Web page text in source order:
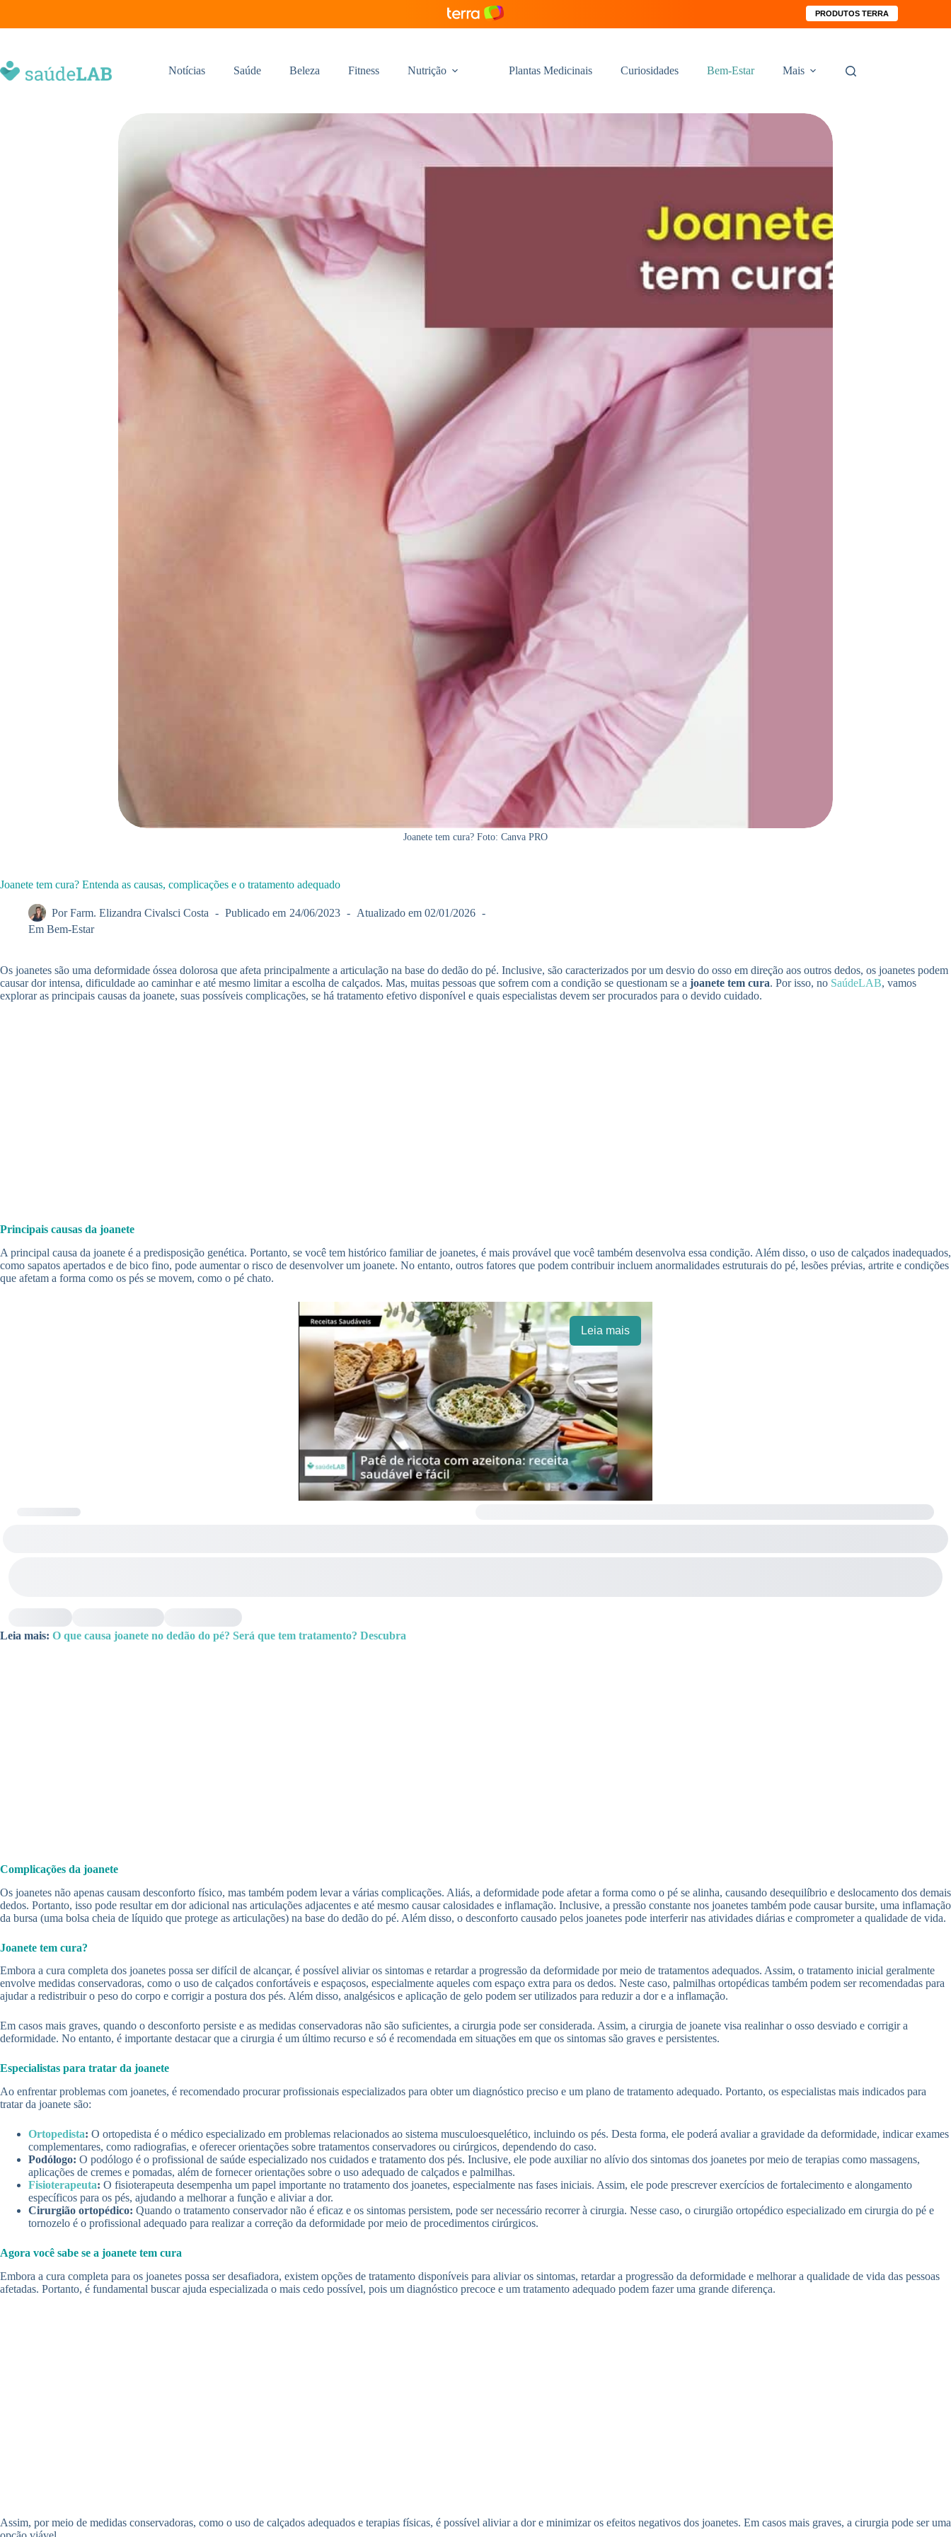
PRODUTOS TERRA
Notícias Saúde Beleza Fitness Nutrição Plantas Medicinais Curiosidades Bem-Estar Mais
Joanete tem cura? Foto: Canva PRO
Joanete tem cura? Entenda as causas, complicações e o tratamento adequado
Por Farm. Elizandra Civalsci Costa Publicado em 24/06/2023 Atualizado em 02/01/2026
Em Bem-Estar
Os joanetes são uma deformidade óssea dolorosa que afeta principalmente a articulação na base do dedão do pé. Inclusive, são caracterizados por um desvio do osso em direção aos outros dedos, os joanetes podem
causar dor intensa, dificuldade ao caminhar e até mesmo limitar a escolha de calçados. Mas, muitas pessoas que sofrem com a condição se questionam se a joanete tem cura. Por isso, no SaúdeLAB, vamos
explorar as principais causas da joanete, suas possíveis complicações, se há tratamento efetivo disponível e quais especialistas devem ser procurados para o devido cuidado.
Principais causas da joanete
A principal causa da joanete é a predisposição genética. Portanto, se você tem histórico familiar de joanetes, é mais provável que você também desenvolva essa condição. Além disso, o uso de calçados inadequados,
como sapatos apertados e de bico fino, pode aumentar o risco de desenvolver um joanete. No entanto, outros fatores que podem contribuir incluem anormalidades estruturais do pé, lesões prévias, artrite e condições
que afetam a forma como os pés se movem, como o pé chato.
Leia mais
Leia mais: O que causa joanete no dedão do pé? Será que tem tratamento? Descubra
Complicações da joanete
Os joanetes não apenas causam desconforto físico, mas também podem levar a várias complicações. Aliás, a deformidade pode afetar a forma como o pé se alinha, causando desequilíbrio e deslocamento dos demais
dedos. Portanto, isso pode resultar em dor adicional nas articulações adjacentes e até mesmo causar calosidades e inflamação. Inclusive, a pressão constante nos joanetes também pode causar bursite, uma inflamação
da bursa (uma bolsa cheia de líquido que protege as articulações) na base do dedão do pé. Além disso, o desconforto causado pelos joanetes pode interferir nas atividades diárias e comprometer a qualidade de vida.
Joanete tem cura?
Embora a cura completa dos joanetes possa ser difícil de alcançar, é possível aliviar os sintomas e retardar a progressão da deformidade por meio de tratamentos adequados. Assim, o tratamento inicial geralmente
envolve medidas conservadoras, como o uso de calçados confortáveis e espaçosos, especialmente aqueles com espaço extra para os dedos. Neste caso, palmilhas ortopédicas também podem ser recomendadas para
ajudar a redistribuir o peso do corpo e corrigir a postura dos pés. Além disso, analgésicos e aplicação de gelo podem ser utilizados para reduzir a dor e a inflamação.
Em casos mais graves, quando o desconforto persiste e as medidas conservadoras não são suficientes, a cirurgia pode ser considerada. Assim, a cirurgia de joanete visa realinhar o osso desviado e corrigir a
deformidade. No entanto, é importante destacar que a cirurgia é um último recurso e só é recomendada em situações em que os sintomas são graves e persistentes.
Especialistas para tratar da joanete
Ao enfrentar problemas com joanetes, é recomendado procurar profissionais especializados para obter um diagnóstico preciso e um plano de tratamento adequado. Portanto, os especialistas mais indicados para
tratar da joanete são:
Ortopedista: O ortopedista é o médico especializado em problemas relacionados ao sistema musculoesquelético, incluindo os pés. Desta forma, ele poderá avaliar a gravidade da deformidade, indicar exames
complementares, como radiografias, e oferecer orientações sobre tratamentos conservadores ou cirúrgicos, dependendo do caso.
Podólogo: O podólogo é o profissional de saúde especializado nos cuidados e tratamento dos pés. Inclusive, ele pode auxiliar no alívio dos sintomas dos joanetes por meio de terapias como massagens,
aplicações de cremes e pomadas, além de fornecer orientações sobre o uso adequado de calçados e palmilhas.
Fisioterapeuta: O fisioterapeuta desempenha um papel importante no tratamento dos joanetes, especialmente nas fases iniciais. Assim, ele pode prescrever exercícios de fortalecimento e alongamento
específicos para os pés, ajudando a melhorar a função e aliviar a dor.
Cirurgião ortopédico: Quando o tratamento conservador não é eficaz e os sintomas persistem, pode ser necessário recorrer à cirurgia. Nesse caso, o cirurgião ortopédico especializado em cirurgia do pé e
tornozelo é o profissional adequado para realizar a correção da deformidade por meio de procedimentos cirúrgicos.
Agora você sabe se a joanete tem cura
Embora a cura completa para os joanetes possa ser desafiadora, existem opções de tratamento disponíveis para aliviar os sintomas, retardar a progressão da deformidade e melhorar a qualidade de vida das pessoas
afetadas. Portanto, é fundamental buscar ajuda especializada o mais cedo possível, pois um diagnóstico precoce e um tratamento adequado podem fazer uma grande diferença.
Assim, por meio de medidas conservadoras, como o uso de calçados adequados e terapias físicas, é possível aliviar a dor e minimizar os efeitos negativos dos joanetes. Em casos mais graves, a cirurgia pode ser uma